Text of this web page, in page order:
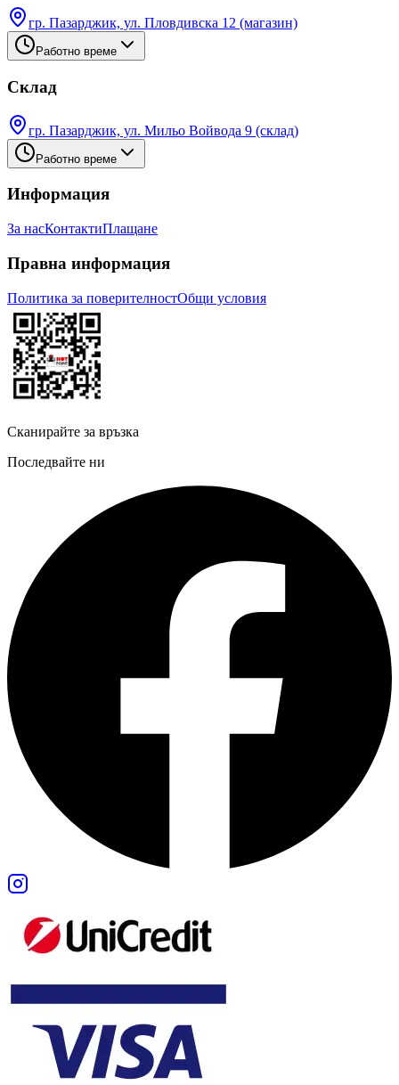
гр. Пазарджик, ул. Пловдивска 12 (магазин)
Работно време
Склад
гр. Пазарджик, ул. Мильо Войвода 9 (склад)
Работно време
Информация
За насКонтактиПлащане
Правна информация
Политика за поверителностОбщи условия
Сканирайте за връзка
Последвайте ни